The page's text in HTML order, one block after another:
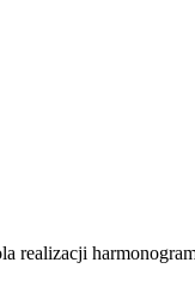
realizacji